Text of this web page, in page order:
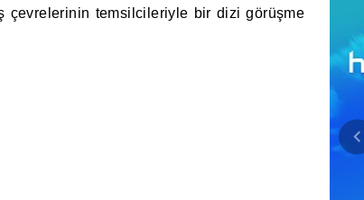
çevrelerinin temsilcileriyle bir dizi görüşme